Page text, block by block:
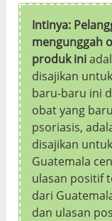
Intinya:
mengunggah
produk ini
disajikan
baru-baru ini
obat yang
psoriasis,
disajikan
Guatemala
ulasan positif
dari
dan ulasan